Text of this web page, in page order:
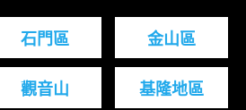
石門區 金山區
觀音山 基隆地區